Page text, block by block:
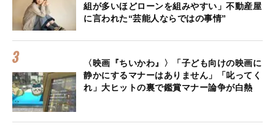
組が多いほどローンを組みやすい」不動産屋
に言われた“芸能人ならではの事情”
〈映画『ちいかわ』〉「子ども向けの映画に
静かにするマナーはありません」「叱ってく
れ」大ヒットの裏で鑑賞マナー論争が白熱